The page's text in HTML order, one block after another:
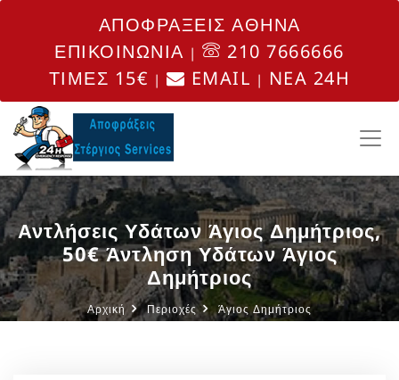
ΑΠΟΦΡΑΞΕΙΣ ΑΘΗΝΑ
ΕΠΙΚΟΙΝΩΝΙΑ |
210 7666666
ΤΙΜΕΣ 15€ | EMAIL | NEA 24H
Αντλήσεις Υδάτων Άγιος Δημήτριος,
50€ Άντληση Υδάτων Άγιος
Δημήτριος
Αρχική Περιοχές Άγιος Δημήτριος